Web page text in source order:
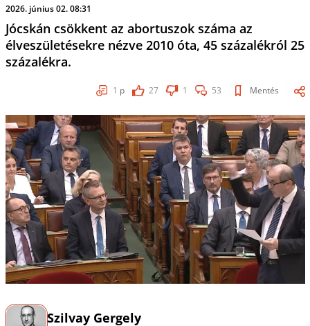
2026. június 02. 08:31
Jócskán csökkent az abortuszok száma az
élveszületésekre nézve 2010 óta, 45 százalékról 25
százalékra.
1 p 27 1 53 Mentés
Szilvay Gergely